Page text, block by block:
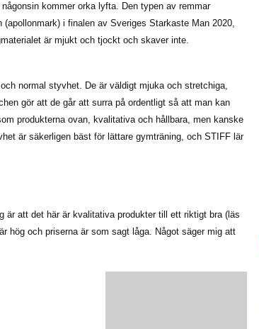
kommer orka lyfta. Den typen av remmar
i finalen av Sveriges Starkaste Man 2020,
är mjukt och tjockt och skaver inte.
normal styvhet. De är väldigt mjuka och stretchiga,
gör att de går att surra på ordentligt så att man kan
produkterna ovan, kvalitativa och hållbara, men kanske
är säkerligen bäst för lättare gymträning, och STIFF lär
är att det här är kvalitativa produkter till ett riktigt bra (läs
hög och priserna är som sagt låga. Något säger mig att